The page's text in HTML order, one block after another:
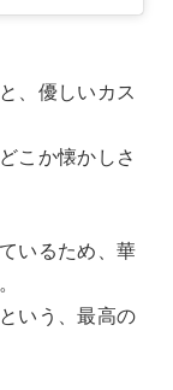
、優しいカス
こか懐かしさ
いるため、華
いう、最高の